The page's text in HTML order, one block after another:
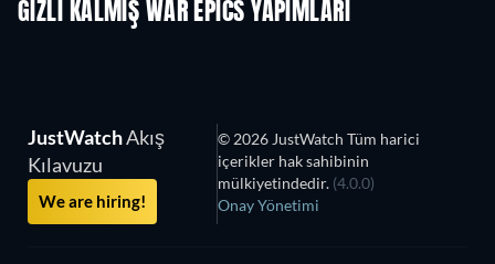
GIZLI KALMIŞ WAR EPICS YAPIMLARI
JustWatchAkış
Kılavuzu
We are hiring!
© 2026 JustWatch Tüm harici
içerikler hak sahibinin
mülkiyetindedir. (4.0.0)
Onay Yönetimi